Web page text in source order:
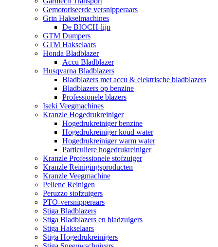
Gemotoriseerde versnipperaars
Grin Hakselmachines
De BIOCH-lijn
GTM Dumpers
GTM Hakselaars
Honda Bladblazer
Accu Bladblazer
Husqvarna Bladblazers
Bladblazers met accu & elektrische bladblazers
Bladblazers op benzine
Professionele blazers
Iseki Veegmachines
Kranzle Hogedrukreiniger
Hogedrukreiniger benzine
Hogedrukreiniger koud water
Hogedrukreiniger warm water
Particuliere hogedrukreiniger
Kranzle Professionele stofzuiger
Kranzle Reinigingsproducten
Kranzle Veegmachine
Pellenc Reinigen
Peruzzo stofzuigers
PTO-versnipperaars
Stiga Bladblazers
Stiga Bladblazers en bladzuigers
Stiga Hakselaars
Stiga Hogedrukreinigers